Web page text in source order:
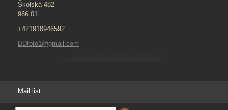
Školská 482
966 01
+421918946592
DDfoto1@gmail.com
Mail list